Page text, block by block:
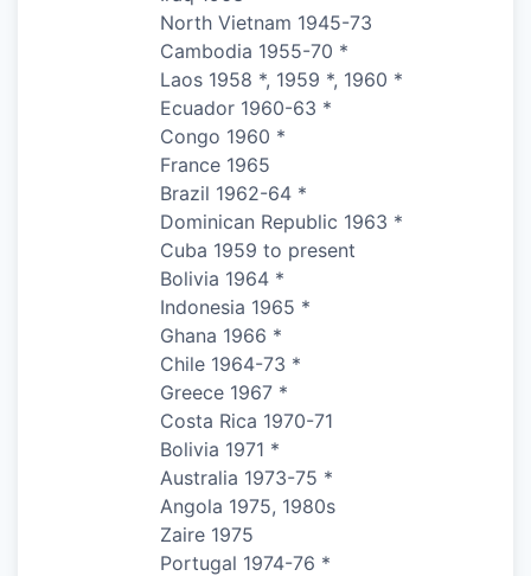
North Vietnam 1945-73
Cambodia 1955-70 *
Laos 1958 *, 1959 *, 1960 *
Ecuador 1960-63 *
Congo 1960 *
France 1965
Brazil 1962-64 *
Dominican Republic 1963 *
Cuba 1959 to present
Bolivia 1964 *
Indonesia 1965 *
Ghana 1966 *
Chile 1964-73 *
Greece 1967 *
Costa Rica 1970-71
Bolivia 1971 *
Australia 1973-75 *
Angola 1975, 1980s
Zaire 1975
Portugal 1974-76 *